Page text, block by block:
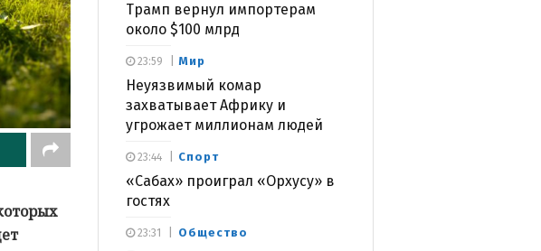
Трамп вернул импортерам
около $100 млрд
Мир
Неуязвимый комар
захватывает Африку и
угрожает миллионам людей
23:59
Спорт
«Сабах» проиграл «Орхусу» в
гостях
23:44
Общество
23:31